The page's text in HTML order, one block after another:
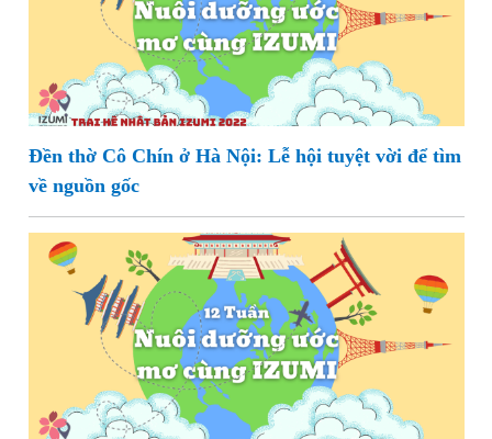
Đền thờ Cô Chín ở Hà Nội: Lễ hội tuyệt vời để tìm
về nguồn gốc